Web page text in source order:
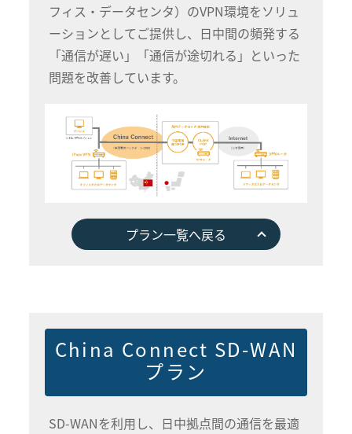
フィス・データセンタ）のVPN環境をソリュ
ーションとしてご提供し、日中間の頻発する
「通信が遅い」「通信が途切れる」といった
問題を改善しています。
プラン一覧へ戻る
China Connect SD-WAN
プラン
SD-WANを利用し、日中拠点間の通信を最適